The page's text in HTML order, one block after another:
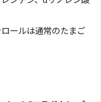
ールは通常のたまご